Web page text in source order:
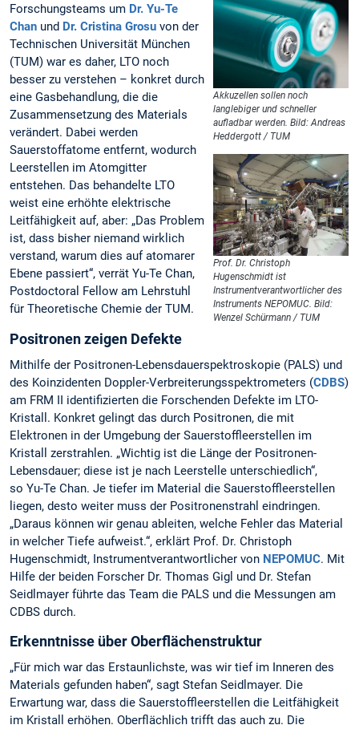
Akkuzellen sollen noch
langlebiger und schneller
aufladbar werden. Bild: Andreas
Heddergott / TUM
Prof. Dr. Christoph
Hugenschmidt ist
Instrumentverantwortlicher des
Instruments NEPOMUC. Bild:
Wenzel Schürmann / TUM
Forschungsteams um Dr. Yu-Te
Chan und Dr. Cristina Grosu von der
Technischen Universität München
(TUM) war es daher, LTO noch
besser zu verstehen – konkret durch
eine Gasbehandlung, die die
Zusammensetzung des Materials
verändert. Dabei werden
Sauerstoffatome entfernt, wodurch
Leerstellen im Atomgitter
entstehen. Das behandelte LTO
weist eine erhöhte elektrische
Leitfähigkeit auf, aber: „Das Problem
ist, dass bisher niemand wirklich
verstand, warum dies auf atomarer
Ebene passiert“, verrät Yu-Te Chan,
Postdoctoral Fellow am Lehrstuhl
für Theoretische Chemie der TUM.
Positronen zeigen Defekte
Mithilfe der Positronen-Lebensdauerspektroskopie (PALS) und
des Koinzidenten Doppler-Verbreiterungsspektrometers (CDBS)
am FRM II identifizierten die Forschenden Defekte im LTO-
Kristall. Konkret gelingt das durch Positronen, die mit
Elektronen in der Umgebung der Sauerstoffleerstellen im
Kristall zerstrahlen. „Wichtig ist die Länge der Positronen-
Lebensdauer; diese ist je nach Leerstelle unterschiedlich“,
so Yu-Te Chan. Je tiefer im Material die Sauerstoffleerstellen
liegen, desto weiter muss der Positronenstrahl eindringen.
„Daraus können wir genau ableiten, welche Fehler das Material
in welcher Tiefe aufweist.“, erklärt Prof. Dr. Christoph
Hugenschmidt, Instrumentverantwortlicher von NEPOMUC. Mit
Hilfe der beiden Forscher Dr. Thomas Gigl und Dr. Stefan
Seidlmayer führte das Team die PALS und die Messungen am
CDBS durch.
Erkenntnisse über Oberflächenstruktur
„Für mich war das Erstaunlichste, was wir tief im Inneren des
Materials gefunden haben“, sagt Stefan Seidlmayer. Die
Erwartung war, dass die Sauerstoffleerstellen die Leitfähigkeit
im Kristall erhöhen. Oberflächlich trifft das auch zu. Die